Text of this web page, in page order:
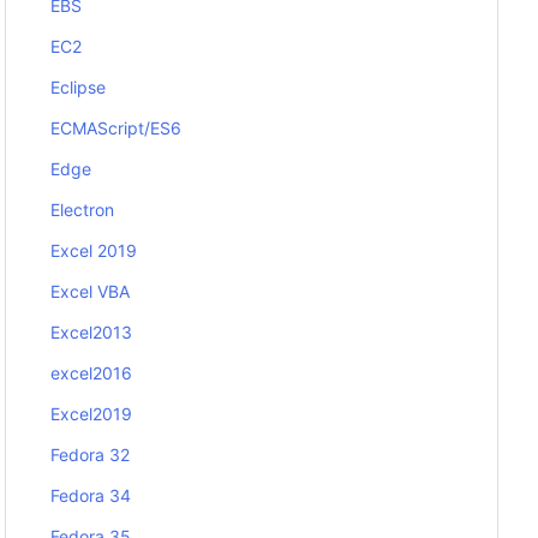
EBS
EC2
Eclipse
ECMAScript/ES6
Edge
Electron
Excel 2019
Excel VBA
Excel2013
excel2016
Excel2019
Fedora 32
Fedora 34